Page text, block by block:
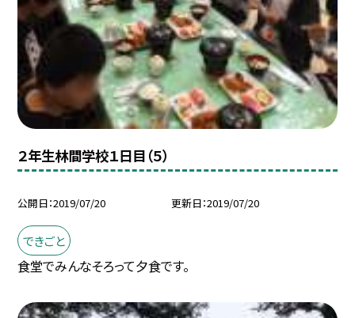
２年生林間学校１日目（５）
公開日 2019/07/20 更新日 2019/07/20
できごと
食堂でみんなそろって夕食です。